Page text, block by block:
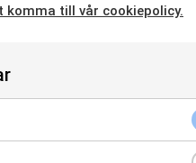
stolt att
en
till vår cookiepolicy.
av Nödvändiga cookies